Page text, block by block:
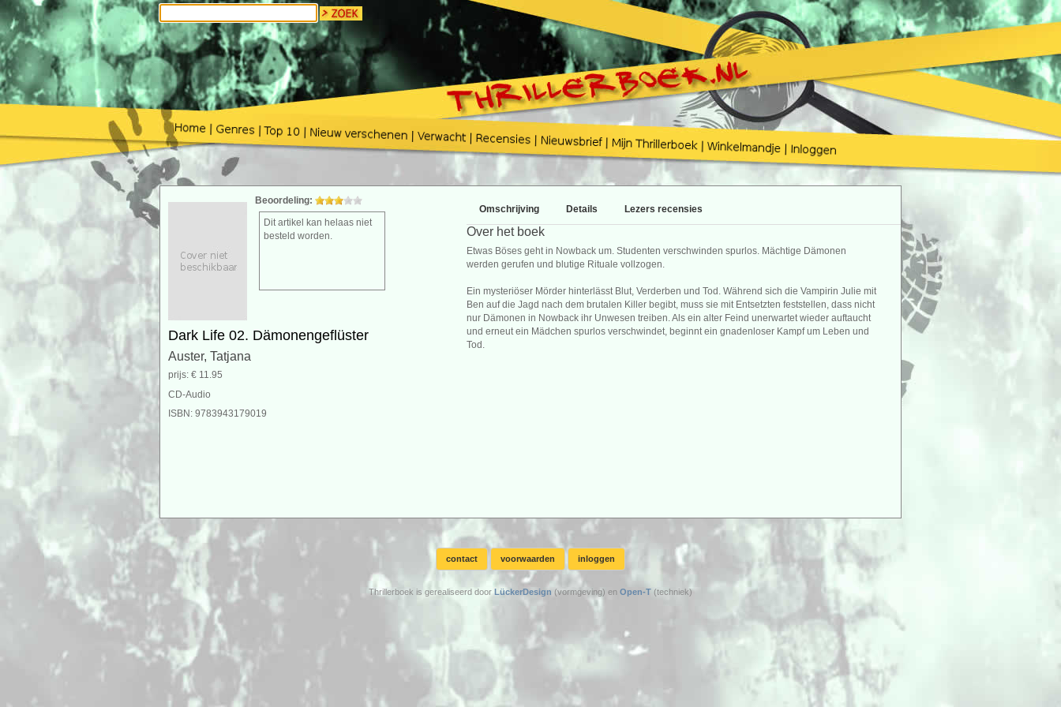
Beoordeling:
Dit artikel kan helaas niet
besteld worden.
Dark Life 02. Dämonengeflüster
Auster, Tatjana
prijs: € 11.95
CD-Audio
ISBN: 9783943179019
Omschrijving Details Lezers recensies
Over het boek
Etwas Böses geht in Nowback um. Studenten verschwinden spurlos. Mächtige Dämonen
werden gerufen und blutige Rituale vollzogen.
Ein mysteriöser Mörder hinterlässt Blut, Verderben und Tod. Während sich die Vampirin Julie mit
Ben auf die Jagd nach dem brutalen Killer begibt, muss sie mit Entsetzten feststellen, dass nicht
nur Dämonen in Nowback ihr Unwesen treiben. Als ein alter Feind unerwartet wieder auftaucht
und erneut ein Mädchen spurlos verschwindet, beginnt ein gnadenloser Kampf um Leben und
Tod.
contact voorwaarden inloggen
Thrillerboek is gerealiseerd door LückerDesign (vormgeving) en Open-T (techniek)